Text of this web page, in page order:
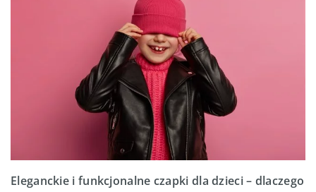
Eleganckie i funkcjonalne czapki dla dzieci – dlaczego